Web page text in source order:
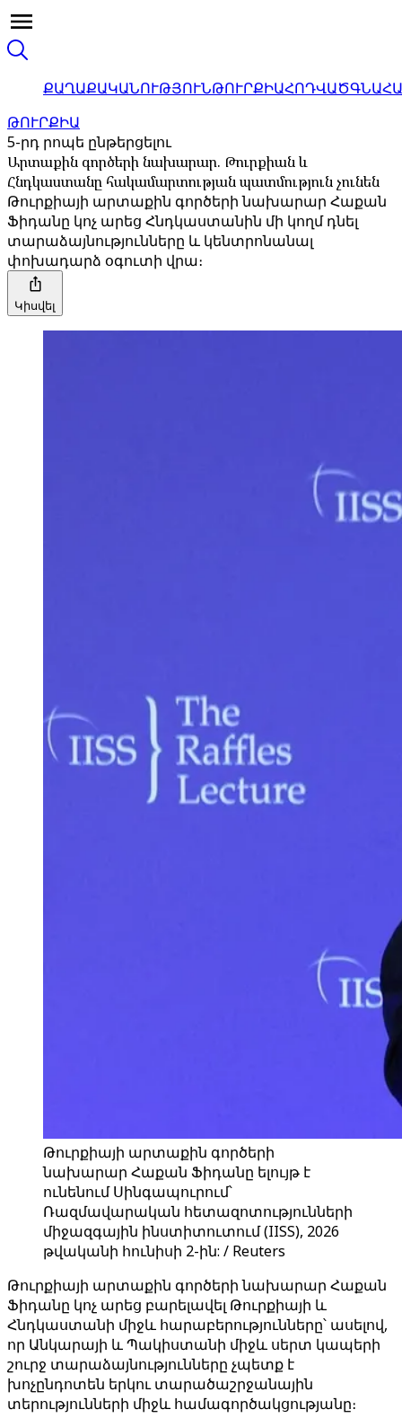
ՔԱՂԱՔԱԿԱՆՈՒԹՅՈՒՆԹՈՒՐՔԻԱՀՈԴՎԱԾ
ԹՈՒՐՔԻԱ
5-րդ րոպե ընթերցելու
Արտաքին գործերի նախարար. Թուրքիան և
Հնդկաստանը հակամարտության պատմություն չունեն
Թուրքիայի արտաքին գործերի նախարար Հաքան
Ֆիդանը կոչ արեց Հնդկաստանին մի կողմ դնել
տարաձայնությունները և կենտրոնանալ
փոխադարձ օգուտի վրա։
Կիսվել
Թուրքիայի արտաքին գործերի
նախարար Հաքան Ֆիդանը ելույթ է
ունենում Սինգապուրում՝
Ռազմավարական հետազոտությունների
միջազգային ինստիտուտում (IISS), 2026
թվականի հունիսի 2-ին: / Reuters
Թուրքիայի արտաքին գործերի նախարար Հաքան
Ֆիդանը կոչ արեց բարելավել Թուրքիայի և
Հնդկաստանի միջև հարաբերությունները՝ ասելով,
որ Անկարայի և Պակիստանի միջև սերտ կապերի
շուրջ տարաձայնությունները չպետք է
խոչընդոտեն երկու տարածաշրջանային
տերությունների միջև համագործակցությանը։